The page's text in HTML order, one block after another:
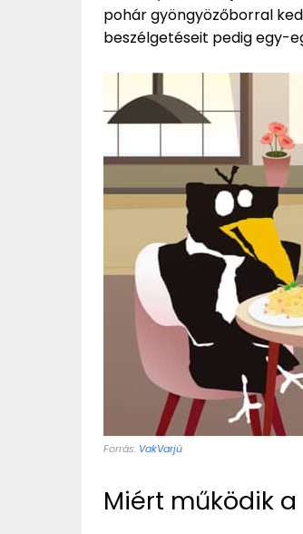
pohár gyöngyözőborral
beszélgetéseit pedig egy-
Forrás: VakVarjú
Miért működik